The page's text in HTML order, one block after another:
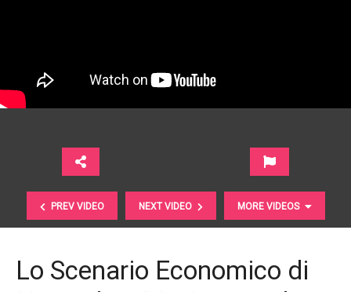
PREV VIDEO NEXT VIDEO MORE VIDEOS
Lo Scenario Economico di